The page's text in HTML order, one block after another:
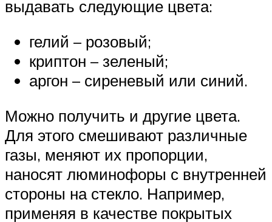
выдавать следующие цвета:
гелий – розовый;
криптон – зеленый;
аргон – сиреневый или синий.
Можно получить и другие цвета.
Для этого смешивают различные
газы, меняют их пропорции,
наносят люминофоры с внутренней
стороны на стекло. Например,
применяя в качестве покрытых